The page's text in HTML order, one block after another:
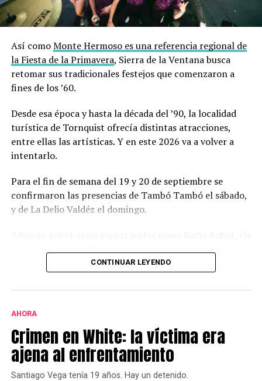
Así comoMonte Hermoso es una referencia regional de
la Fiesta de la Primavera, Sierra de la Ventana busca
retomar sus tradicionales festejos que comenzaron a
fines de los ’60.
Desde esa época y hasta la década del ’90, la localidad
turística de Tornquist ofrecía distintas atracciones,
entre ellas las artísticas. Y en este 2026 va a volver a
intentarlo.
Para el fin de semana del 19 y 20 de septiembre se
confirmaron las presencias de Tambó Tambó el sábado,
y de La Delio Valdéz el domingo.
DeLorean, Fondo Blanco, y Paredes Molina.
La actividad se va a desarrollar en el predio del club
Saldungaray.
Va a haber además food trucks de comida, de cerveza,
feria de artesanos y productores, juegos para los más
chicos y hasta boliche.
CONTINUAR LEYENDO
AHORA
Crimen en White: la víctima era
ajena al enfrentamiento
Santiago Vega tenía 19 años. Hay un detenido.